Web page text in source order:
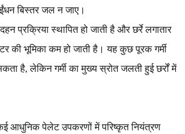
बिस्तर जल न जाए।
प्रक्रिया स्थापित हो जाती है और छर्रे लगातार
की भूमिका कम हो जाती है। यह कुछ पूरक गर्मी
है, लेकिन गर्मी का मुख्य स्रोत जलती हुई छर्रों में
आधुनिक पेलेट उपकरणों में परिष्कृत नियंत्रण